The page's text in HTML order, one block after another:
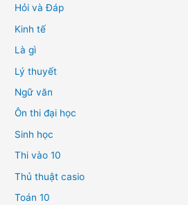
Hỏi và Đáp
Kinh tế
Là gì
Lý thuyết
Ngữ văn
Ôn thi đại học
Sinh học
Thi vào 10
Thủ thuật casio
Toán 10